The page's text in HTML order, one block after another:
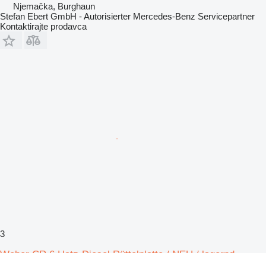
Njemačka, Burghaun
Stefan Ebert GmbH - Autorisierter Mercedes-Benz Servicepartner
Kontaktirajte prodavca
3